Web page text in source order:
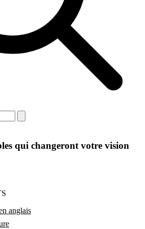
qui changeront votre vision
anglais